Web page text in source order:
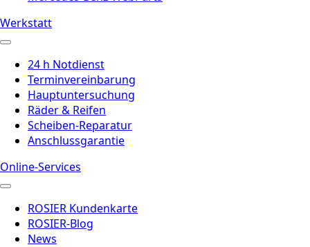
Werkstatt
24 h Notdienst
Terminvereinbarung
Hauptuntersuchung
Räder & Reifen
Scheiben-Reparatur
Anschlussgarantie
Online-Services
ROSIER Kundenkarte
ROSIER-Blog
News